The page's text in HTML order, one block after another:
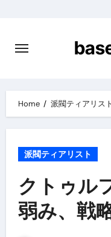
content
Home 派閥ティアリスト
派閥ティアリスト
クトゥル
弱み、戦